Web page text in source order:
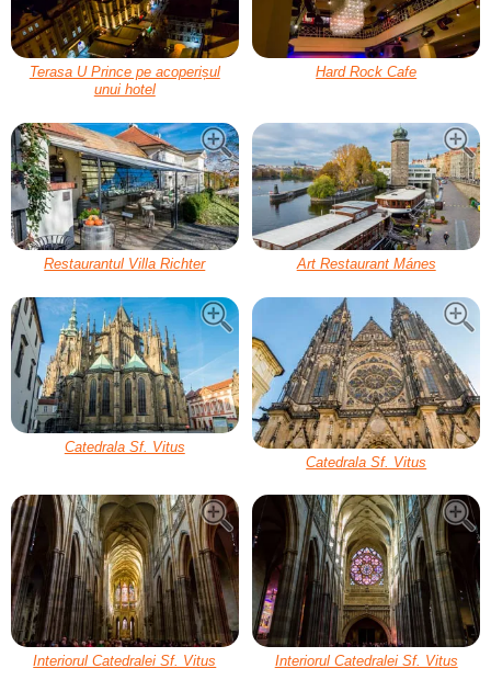
Terasa U Prince pe acoperișul
unui hotel
Hard Rock Cafe
Restaurantul Villa Richter Art Restaurant Mánes
Catedrala Sf. Vitus
Catedrala Sf. Vitus
Interiorul Catedralei Sf. Vitus Interiorul Catedralei Sf. Vitus